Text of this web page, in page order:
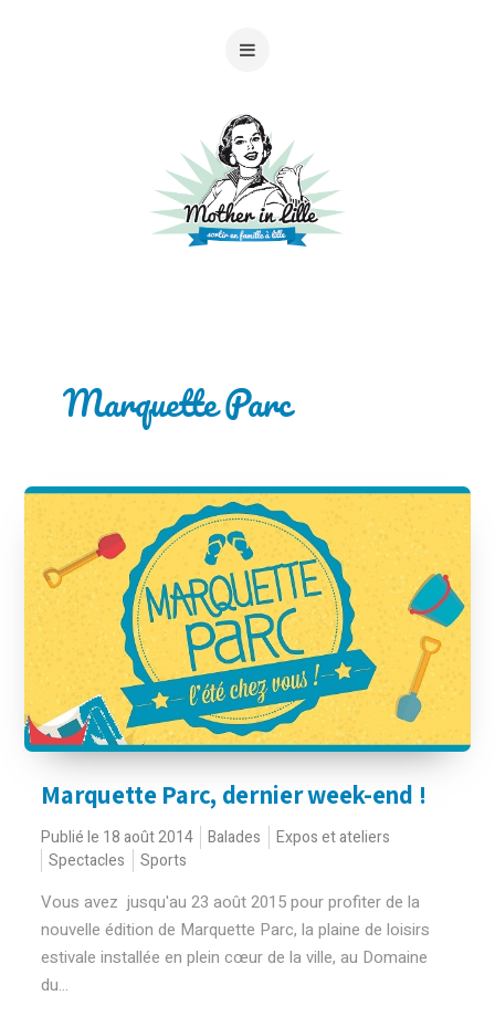
Marquette Parc
Marquette Parc, dernier week-end !
Publié le 18 août 2014 Balades
Expos et ateliers
Spectacles
Sports
Vous avez jusqu'au 23 août 2015 pour profiter de la
nouvelle édition de Marquette Parc, la plaine de loisirs
estivale installée en plein cœur de la ville, au Domaine
du...